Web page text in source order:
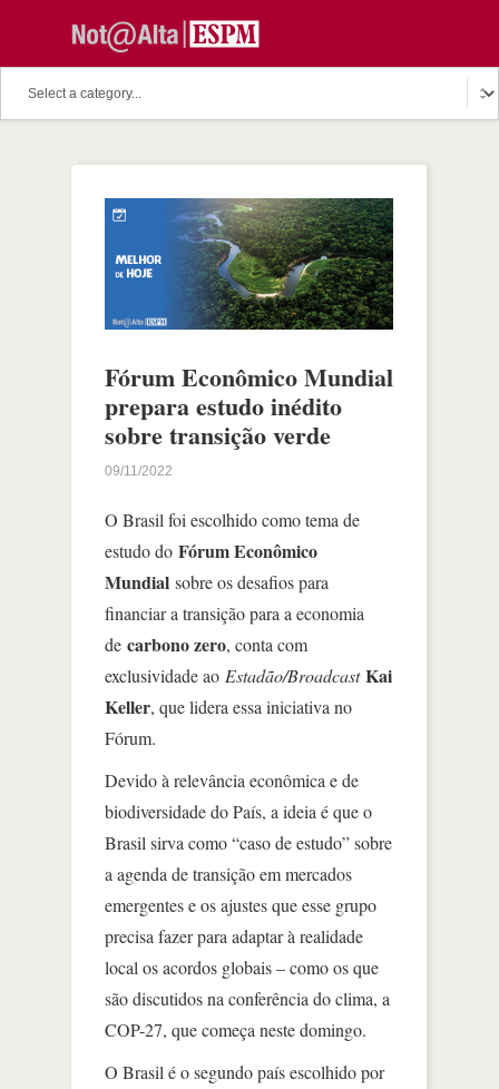
Fórum Econômico Mundial
prepara estudo inédito
sobre transição verde
09/11/2022
O Brasil foi escolhido como tema de
estudo do Fórum Econômico
Mundial sobre os desafios para
financiar a transição para a economia
de carbono zero, conta com
exclusividade ao Estadão/BroadcastKai
Keller, que lidera essa iniciativa no
Fórum.
Devido à relevância econômica e de
biodiversidade do País, a ideia é que o
Brasil sirva como “caso de estudo” sobre
a agenda de transição em mercados
emergentes e os ajustes que esse grupo
precisa fazer para adaptar à realidade
local os acordos globais – como os que
são discutidos na conferência do clima, a
COP-27, que começa neste domingo.
O Brasil é o segundo país escolhido por